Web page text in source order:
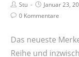
Stu Januar 23,
0 Kommentare
Das neueste
Reihe und